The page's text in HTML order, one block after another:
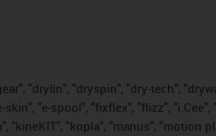
"drylin", "dryspin", "dry-tech",
"e-spool", "fixflex", "flizz", "i.Cee",
"kineKIT", "kopla", "manus", "motion